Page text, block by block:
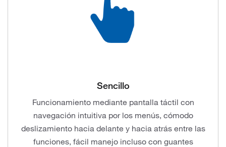
Sencillo
Funcionamiento mediante pantalla táctil con
navegación intuitiva por los menús, cómodo
deslizamiento hacia delante y hacia atrás entre las
funciones, fácil manejo incluso con guantes